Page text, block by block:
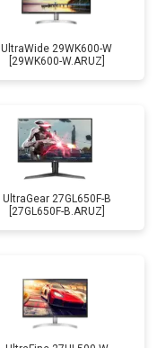
UltraWide 29WK600-W
[29WK600-W.ARUZ]
UltraGear 27GL650F-B
[27GL650F-B.ARUZ]